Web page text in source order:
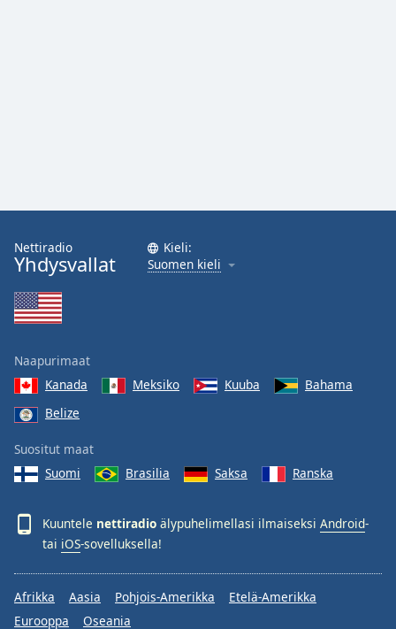
Nettiradio
Yhdysvallat
Kieli:
Suomen kieli
Naapurimaat
Kanada
Meksiko Kuuba
Bahama
Belize
Suositut maat
Suomi
Brasilia Saksa Ranska
Kuuntele nettiradio älypuhelimellasi ilmaiseksi Android-
tai iOS-sovelluksella!
Afrikka Aasia Pohjois-Amerikka
Etelä-Amerikka
Eurooppa
Oseania